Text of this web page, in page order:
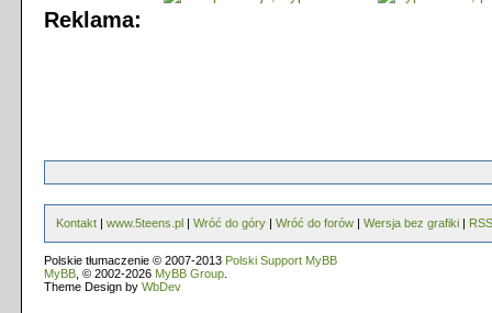
Reklama:
Kontakt | www.5teens.pl | Wróć do góry | Wróć do forów | Wersja bez grafiki | RSS
Polskie tłumaczenie © 2007-2013 Polski Support MyBB
MyBB , © 2002-2026 MyBB Group
Theme Design by WbDev